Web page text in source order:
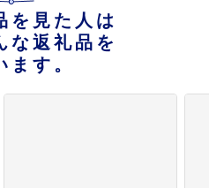
を見た人は
な返礼品を
ます。